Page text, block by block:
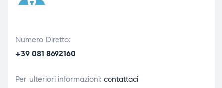
Numero Diretto:
+39 081 8692160
Per ulteriori informazioni: contattaci